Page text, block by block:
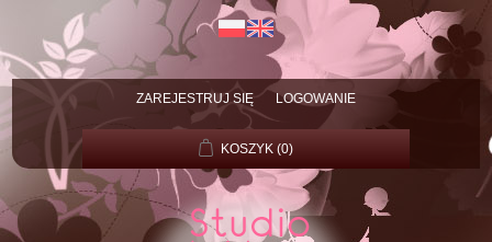
ZAREJESTRUJ SIĘ LOGOWANIE
KOSZYK (0)